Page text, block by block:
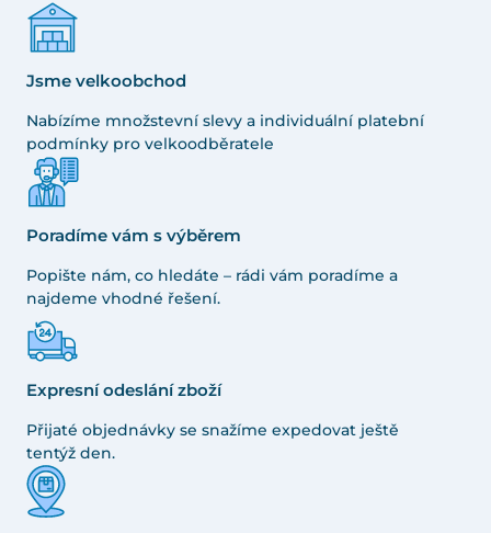
Jsme velkoobchod
Nabízíme množstevní slevy a individuální platební
podmínky pro velkoodběratele
Poradíme vám s výběrem
Popište nám, co hledáte – rádi vám poradíme a
najdeme vhodné řešení.
Expresní odeslání zboží
Přijaté objednávky se snažíme expedovat ještě
tentýž den.